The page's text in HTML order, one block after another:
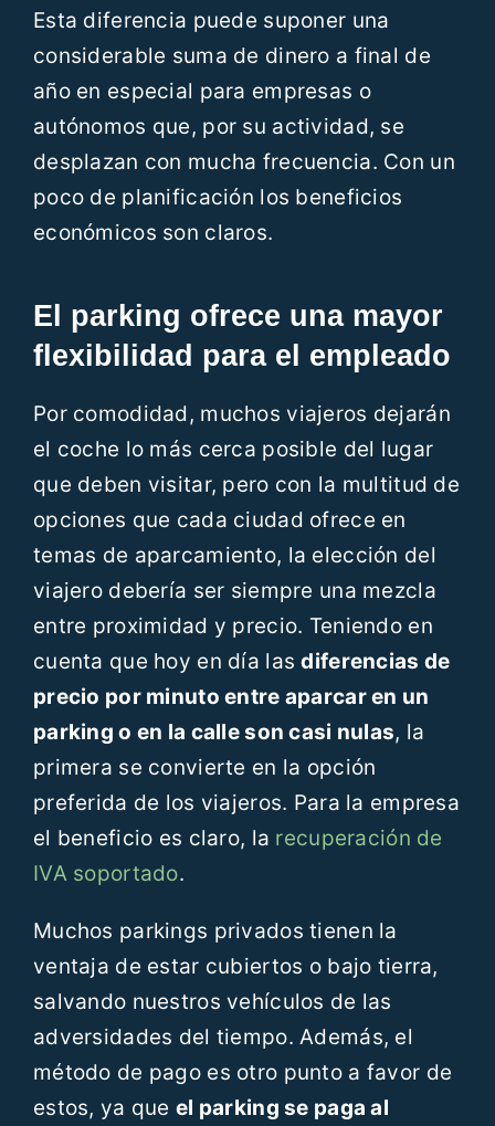
Esta diferencia puede suponer una
considerable suma de dinero a final de
año en especial para empresas o
autónomos que, por su actividad, se
desplazan con mucha frecuencia. Con un
poco de planificación los beneficios
económicos son claros.
El parking ofrece una mayor
flexibilidad para el empleado
Por comodidad, muchos viajeros dejarán
el coche lo más cerca posible del lugar
que deben visitar, pero con la multitud de
opciones que cada ciudad ofrece en
temas de aparcamiento, la elección del
viajero debería ser siempre una mezcla
entre proximidad y precio. Teniendo en
cuenta que hoy en día lasdiferencias de
precio por minuto entre aparcar en un
parking o en la calle son casi nulas, la
primera se convierte en la opción
preferida de los viajeros. Para la empresa
el beneficio es claro, la recuperación de
IVA soportado.
Muchos parkings privados tienen la
ventaja de estar cubiertos o bajo tierra,
salvando nuestros vehículos de las
adversidades del tiempo. Además, el
método de pago es otro punto a favor de
estos, ya que el parking se paga al